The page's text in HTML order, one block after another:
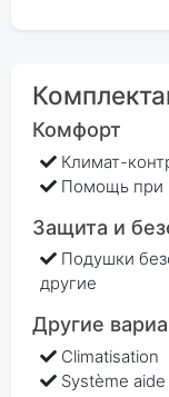
Комфорт
Климат-
Помощь при
Защита и
Подушки
другие
Другие
Climatisation
Système